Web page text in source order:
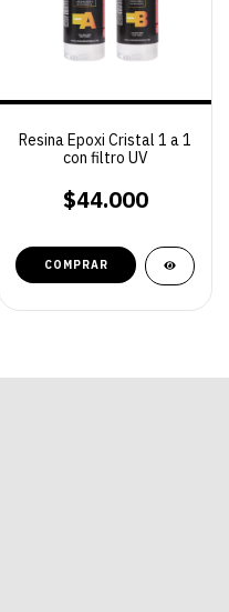
Resina Epoxi Cristal 1 a 1
con filtro UV
$44.000
COMPRAR